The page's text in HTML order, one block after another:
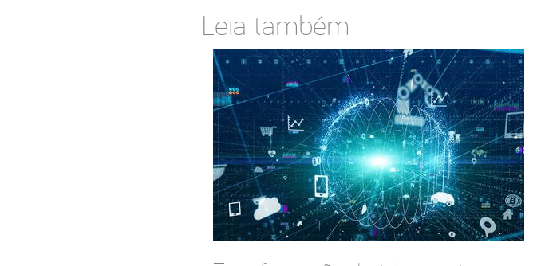
Leia também